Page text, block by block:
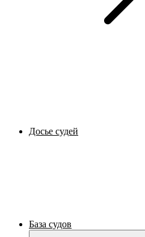
Досье судей
База судов